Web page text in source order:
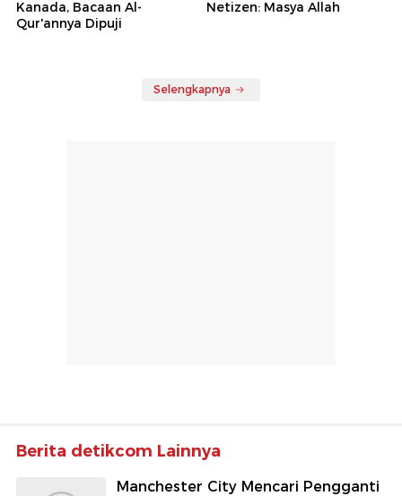
Kanada, Bacaan Al-
Qur'annya Dipuji
Netizen: Masya Allah
Selengkapnya
Berita detikcom Lainnya
Manchester City Mencari Pengganti